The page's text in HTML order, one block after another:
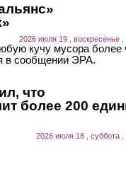
2026 июля 19 , воскресенье ,
кучу мусора более
в сообщении ЭРА.
что
более 200
2026 июля 18 , суббота ,